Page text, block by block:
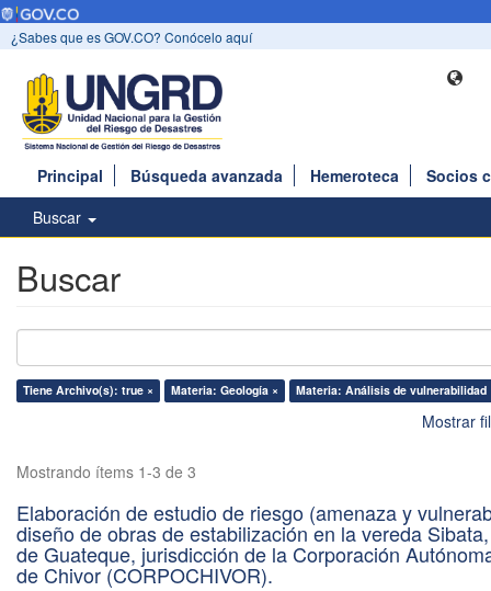
¿Sabes que es GOV.CO? Conócelo aquí
Principal Búsqueda avanzada Hemeroteca
Socios
Buscar
Buscar
Tiene Archivo(s): true × Materia: Geología × Materia: Análisis de vulnerabilidad
Mostrar
Mostrando ítems 1-3 de 3
Elaboración de estudio de riesgo (amenaza y
diseño de obras de estabilización en la vereda
de Guateque, jurisdicción de la Corporación
de Chivor (CORPOCHIVOR).